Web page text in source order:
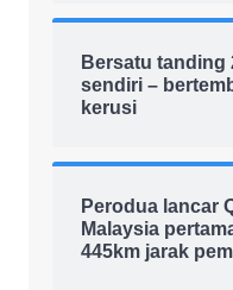
Bersatu tanding
sendiri –
kerusi
Perodua lancar
Malaysia
445km jarak